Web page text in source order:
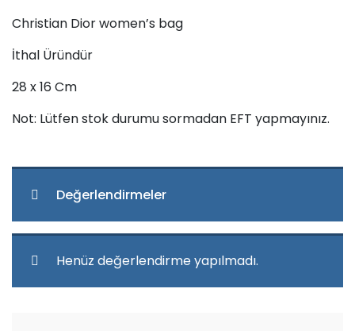
Christian Dior women’s bag
İthal Üründür
28 x 16 Cm
Not: Lütfen stok durumu sormadan EFT yapmayınız.
Değerlendirmeler
Henüz değerlendirme yapılmadı.